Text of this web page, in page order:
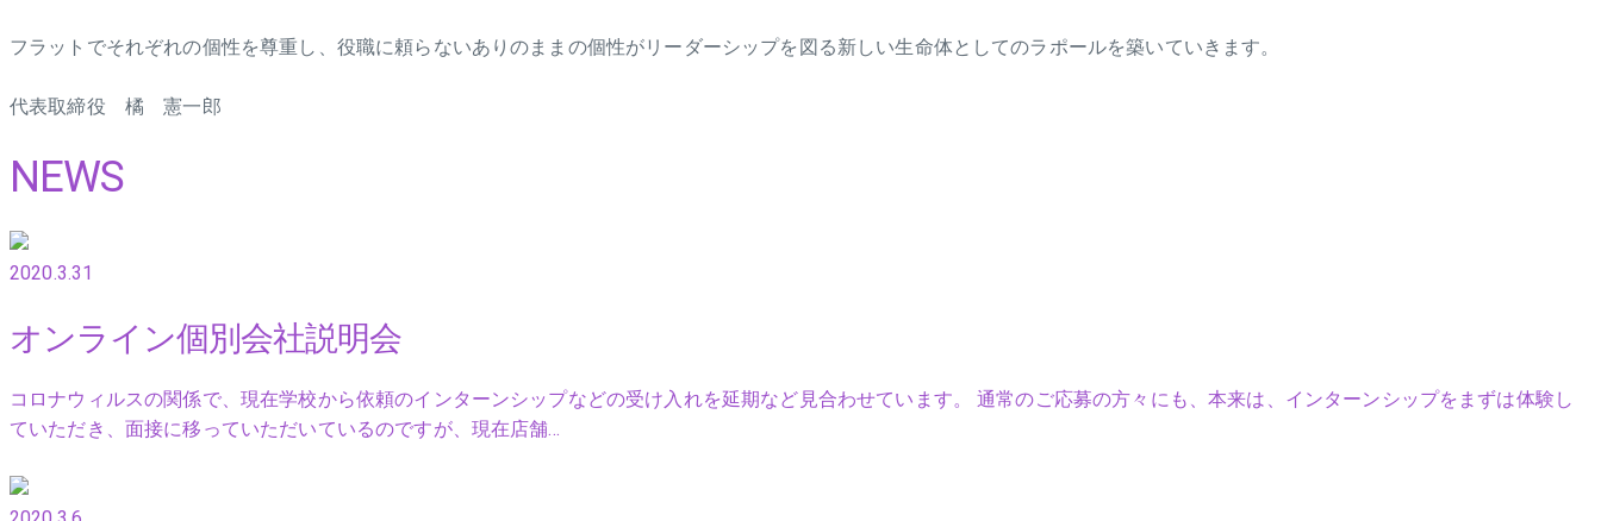
フラットでそれぞれの個性を尊重し、役職に頼らないありのままの個性がリーダーシップを図る新しい生命体としてのラポールを築いていきます。
代表取締役 橘 憲一郎
NEWS
2020.3.31
オンライン個別会社説明会
コロナウィルスの関係で、現在学校から依頼のインターンシップなどの受け入れを延期など見合わせています。 通常のご応募の方々にも、本来は、インターンシップをまずは体験し
ていただき、面接に移っていただいているのですが、現在店舗…